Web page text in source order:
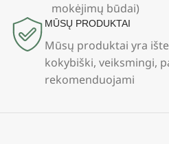
mokėjimų būdai)
MŪSŲ PRODUKTAI
Mūsų produktai yra
kokybiški, veiksmingi,
rekomenduojami